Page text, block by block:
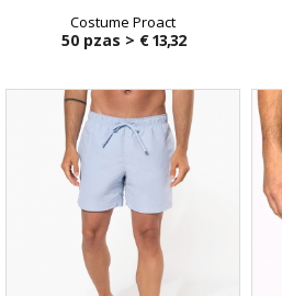
Costume Proact
50 pzas > € 13,32